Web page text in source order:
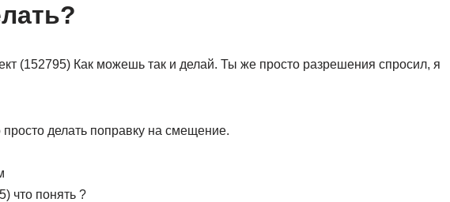
(152795) Как можешь так и делай. Ты же просто разрешения спросил, я
делать поправку на смещение.
что понять ?